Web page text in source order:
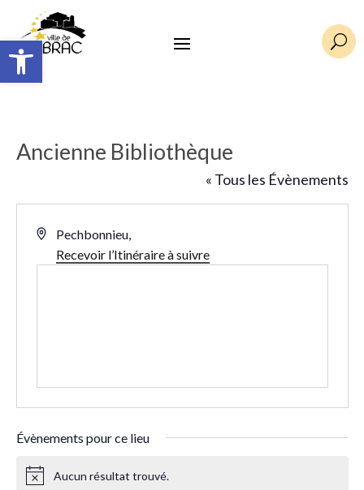
Ouvrir la barre d’outils U
Ancienne Bibliothèque
« Tous les Évènements
Adresse
Pechbonnieu,
Recevoir l’Itinéraire à suivre
Évènements pour ce lieu
NoticeAucun résultat trouvé.